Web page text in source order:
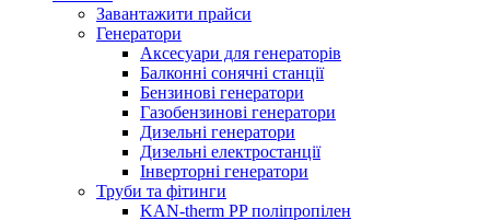
Завантажити прайси
Генератори
Аксесуари для генераторів
Балконні сонячні станції
Бензинові генератори
Газобензинові генератори
Дизельні генератори
Дизельні електростанції
Інверторні генератори
Труби та фітинги
KAN-therm PP поліпропілен